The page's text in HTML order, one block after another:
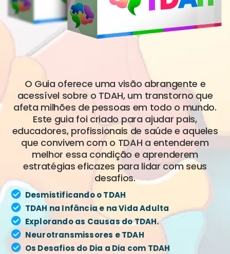
O Guia oferece uma visão abrangente e
acessível sobre o TDAH, um transtorno que
afeta milhões de pessoas em todo o mundo.
Este guia foi criado para ajudar pais,
educadores, profissionais de saúde e aqueles
que convivem com o TDAH a entenderem
melhor essa condição e aprenderem
estratégias eficazes para lidar com seus
desafios.
Desmistificando o TDAH
TDAH na Infância e na Vida Adulta
Explorando as Causas do TDAH.
Neurotransmissores e TDAH
Os Desafios do Dia a Dia com TDAH